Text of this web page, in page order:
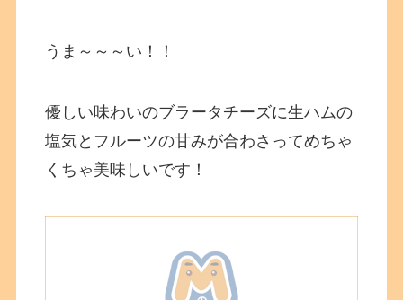
うま～～～い！！
優しい味わいのブラータチーズに生ハムの
塩気とフルーツの甘みが合わさってめちゃ
くちゃ美味しいです！